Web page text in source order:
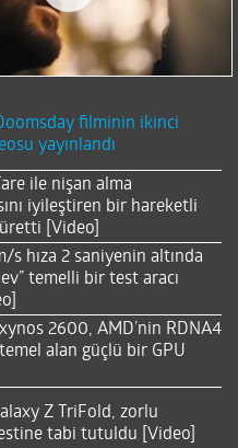
filminin ikinci
yayınlandı
ile nişan alma
iyileştiren bir hareketli
[Video]
s hıza 2 saniyenin altında
temelli bir test aracı
2600, AMD’nin RDNA4
alan güçlü bir GPU
Z TriFold, zorlu
tabi tutuldu [Video]